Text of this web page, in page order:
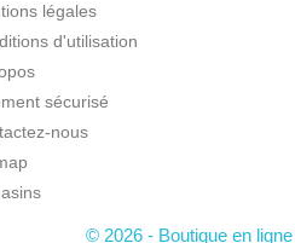
légales
d'utilisation
sécurisé
nous
© 2026 - Boutique en